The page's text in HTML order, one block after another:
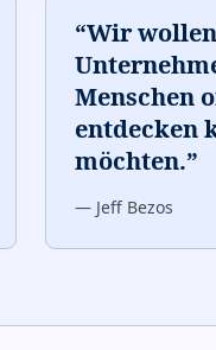
“Wir
Menschen
entdecken
möchten.”
— Jeff Bezos